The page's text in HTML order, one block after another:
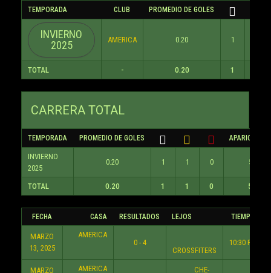
TEMPORADA CLUB PROMEDIO DE GOLES
INVIERNO
2025
AMERICA 0.20 1
TOTAL - 0.20 1
CARRERA TOTAL
TEMPORADA PROMEDIO DE GOLES APARICIONES
INVIERNO
2025
0.20 1 1 0 5
TOTAL 0.20 1 1 0 5
FECHA CASA RESULTADOS LEJOS TIEMPO
MARZO
13, 2025
AMERICA
0 - 4
CROSSFITERS
10:30 PM
MARZO
AMERICA
CHE-